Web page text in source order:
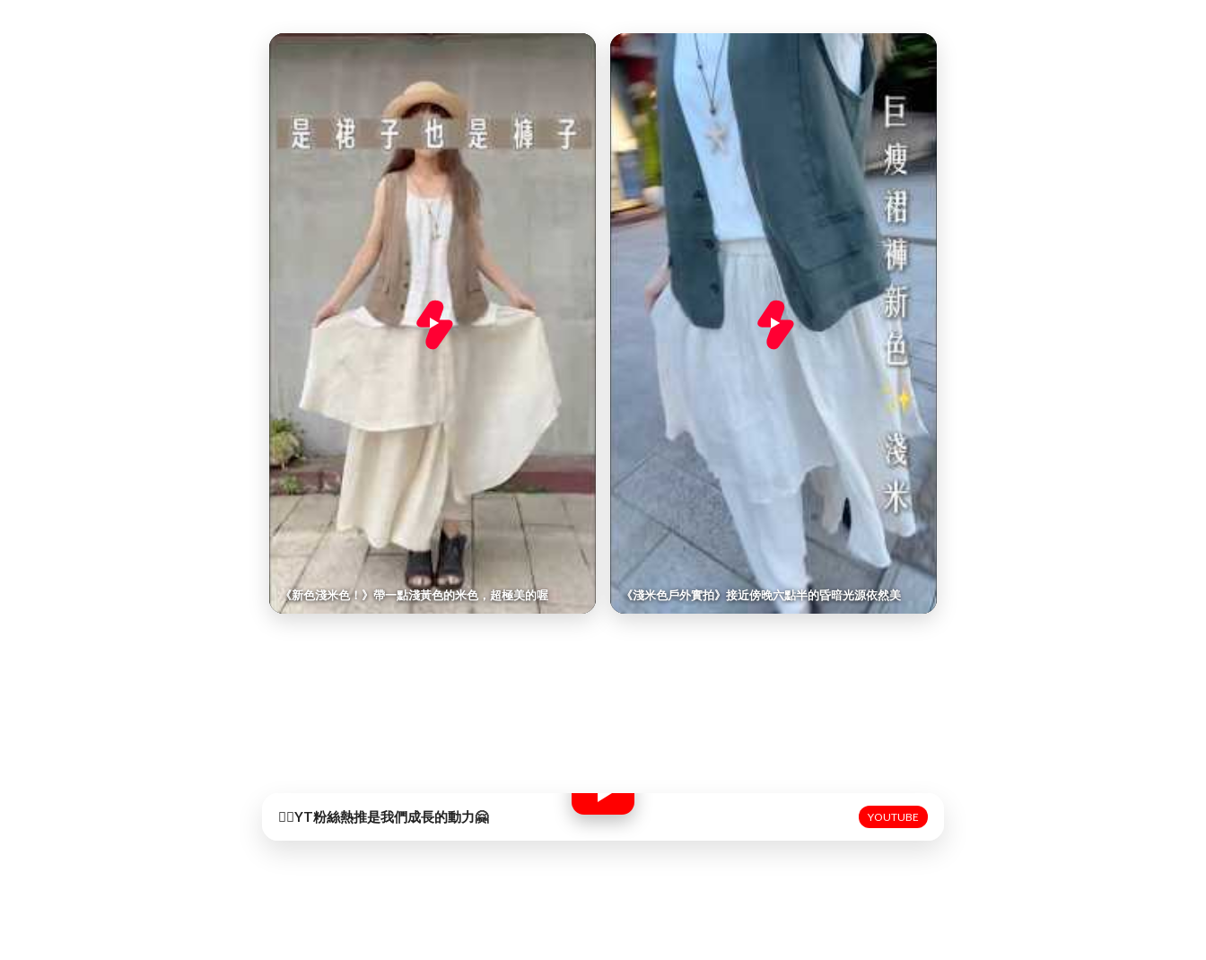
《新色淺米色！》帶一點淺黃色的米色，超極美的喔 《淺米色戶外實拍》接近傍晚六點半的昏暗光源依然美
☝🏻YT粉絲熱推是我們成長的動力🤗 YOUTUBE